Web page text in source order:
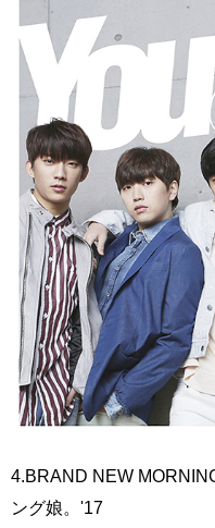
4.BRAND NEW
ング娘。'17